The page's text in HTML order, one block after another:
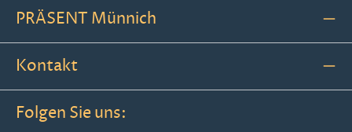
PRÄSENT Münnich
Kontakt
Folgen Sie uns: